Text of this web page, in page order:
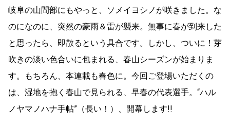
岐阜の山間部にもやっと、ソメイヨシノが咲きました。な
のになのに、突然の豪雨＆雷が襲来。無事に春が到来した
と思ったら、即散るという具合です。しかし、ついに！芽
吹きの淡い色合いに包まれる、春山シーズンが始まりま
す。もちろん、本連載も春色に。今回ご登場いただくの
は、湿地を抱く春山で見られる、早春の代表選手。“ハル
ノヤマノハナ手帖”（長い！）、開幕します!!